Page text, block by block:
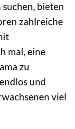
bieten
zahlreiche
mal, eine
zu
und
viel